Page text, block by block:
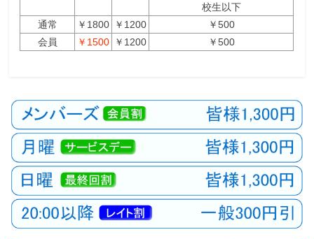
校生以下
通常
￥1800 ￥1200
￥500
会員
￥1500 ￥1200 ￥500